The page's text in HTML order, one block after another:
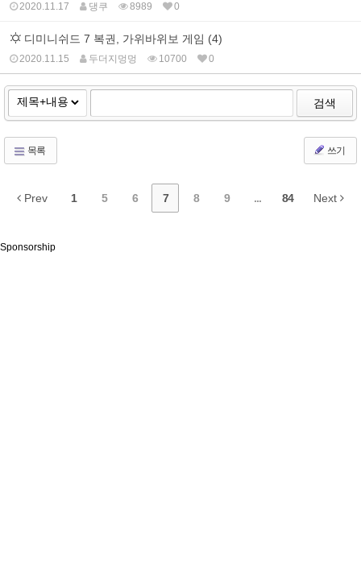
2020.11.17 댕쿠 8989 0
디미니쉬드 7 복권, 가위바위보 게임 (4)
2020.11.15 두더지멍멍 10700 0
검색
목록 쓰기
Prev 1 5 6 7 8 9 ... 84 Next
Sponsorship